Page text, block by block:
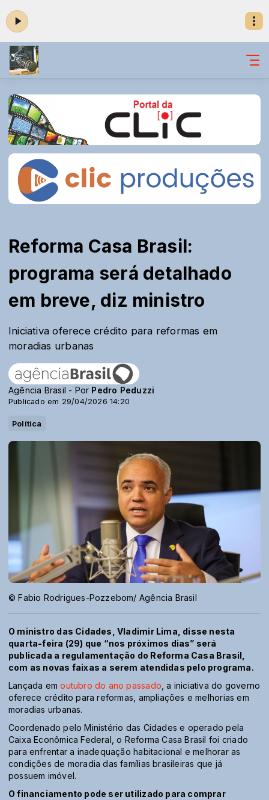
Reforma Casa Brasil:
programa será detalhado
em breve, diz ministro
Iniciativa oferece crédito para reformas em
moradias urbanas
Agência Brasil - Por Pedro Peduzzi
Publicado em 29/04/2026 14:20
Política
© Fabio Rodrigues-Pozzebom/ Agência Brasil
O ministro das Cidades, Vladimir Lima, disse nesta
quarta-feira (29) que “nos próximos dias” será
publicada a regulamentação do Reforma Casa Brasil,
com as novas faixas a serem atendidas pelo programa.
Lançada emoutubro do ano passado , a iniciativa do governo
oferece crédito para reformas, ampliações e melhorias em
moradias urbanas.
Coordenado pelo Ministério das Cidades e operado pela
Caixa Econômica Federal, o Reforma Casa Brasil foi criado
para enfrentar a inadequação habitacional e melhorar as
condições de moradia das famílias brasileiras que já
possuem imóvel.
O financiamento pode ser utilizado para comprar